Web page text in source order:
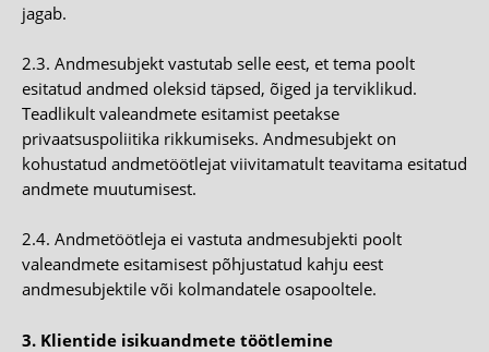
jagab.
2.3. Andmesubjekt vastutab selle eest, et tema poolt
esitatud andmed oleksid täpsed, õiged ja terviklikud.
Teadlikult valeandmete esitamist peetakse
privaatsuspoliitika rikkumiseks. Andmesubjekt on
kohustatud andmetöötlejat viivitamatult teavitama esitatud
andmete muutumisest.
2.4. Andmetöötleja ei vastuta andmesubjekti poolt
valeandmete esitamisest põhjustatud kahju eest
andmesubjektile või kolmandatele osapooltele.
3. Klientide isikuandmete töötlemine